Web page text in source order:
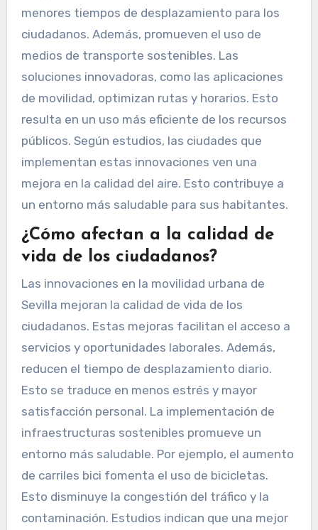
menores tiempos de desplazamiento para los
ciudadanos. Además, promueven el uso de
medios de transporte sostenibles. Las
soluciones innovadoras, como las aplicaciones
de movilidad, optimizan rutas y horarios. Esto
resulta en un uso más eficiente de los recursos
públicos. Según estudios, las ciudades que
implementan estas innovaciones ven una
mejora en la calidad del aire. Esto contribuye a
un entorno más saludable para sus habitantes.
¿Cómo afectan a la calidad de
vida de los ciudadanos?
Las innovaciones en la movilidad urbana de
Sevilla mejoran la calidad de vida de los
ciudadanos. Estas mejoras facilitan el acceso a
servicios y oportunidades laborales. Además,
reducen el tiempo de desplazamiento diario.
Esto se traduce en menos estrés y mayor
satisfacción personal. La implementación de
infraestructuras sostenibles promueve un
entorno más saludable. Por ejemplo, el aumento
de carriles bici fomenta el uso de bicicletas.
Esto disminuye la congestión del tráfico y la
contaminación. Estudios indican que una mejor